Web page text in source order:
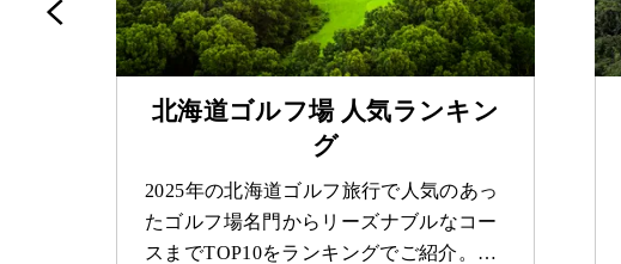
北海道ゴルフ場 人気ランキン
グ
2025年の北海道ゴルフ旅行で人気のあっ
たゴルフ場名門からリーズナブルなコー
スまでTOP10をランキングでご紹介。…